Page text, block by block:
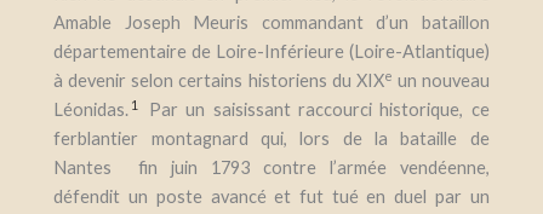
Amable Joseph Meuris commandant d’un bataillon
départementaire de Loire-Inférieure (Loire-Atlantique)
à devenir selon certains historiens du XIXe un nouveau
Léonidas. 1
Par un saisissant raccourci historique, ce
ferblantier montagnard qui, lors de la bataille de
Nantes fin juin 1793 contre l’armée vendéenne,
défendit un poste avancé et fut tué en duel par un